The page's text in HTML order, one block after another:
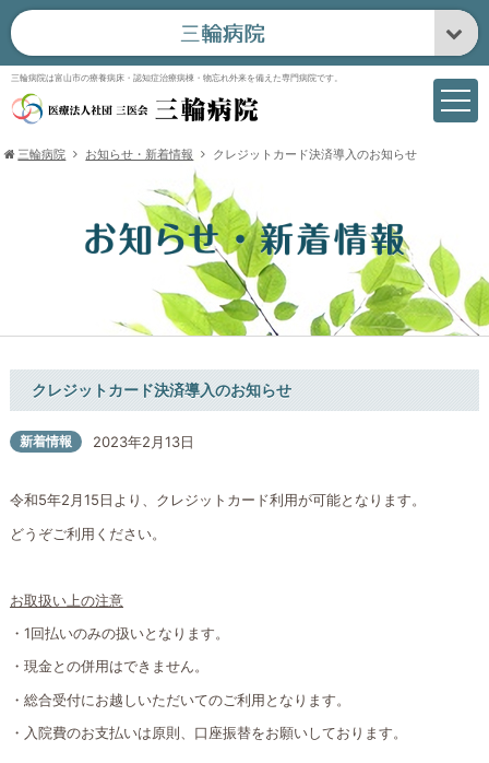
三輪病院は富山市の療養病床・認知症治療病棟・物忘れ外来を備えた専門病院です。
三輪病院 お知らせ・新着情報 クレジットカード決済導入のお知らせ
クレジットカード決済導入のお知らせ
新着情報 2023年2月13日
令和5年2月15日より、クレジットカード利用が可能となります。
どうぞご利用ください。
お取扱い上の注意
・1回払いのみの扱いとなります。
・現金との併用はできません。
・総合受付にお越しいただいてのご利用となります。
・入院費のお支払いは原則、口座振替をお願いしております。